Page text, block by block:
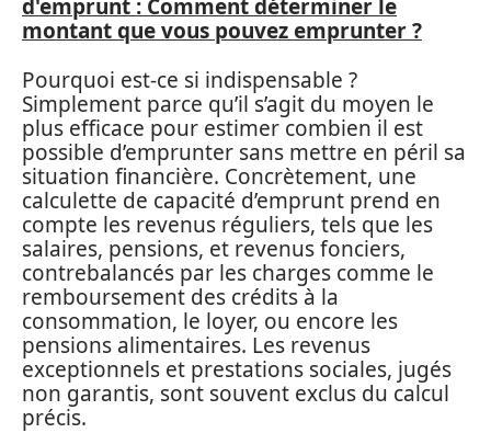
d'emprunt : Comment déterminer le
montant que vous pouvez emprunter ?
Pourquoi est-ce si indispensable ?
Simplement parce qu’il s’agit du moyen le
plus efficace pour estimer combien il est
possible d’emprunter sans mettre en péril sa
situation financière. Concrètement, une
calculette de capacité d’emprunt prend en
compte les revenus réguliers, tels que les
salaires, pensions, et revenus fonciers,
contrebalancés par les charges comme le
remboursement des crédits à la
consommation, le loyer, ou encore les
pensions alimentaires. Les revenus
exceptionnels et prestations sociales, jugés
non garantis, sont souvent exclus du calcul
précis.